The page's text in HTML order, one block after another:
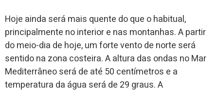
Hoje ainda será mais quente do que o habitual,
principalmente no interior e nas montanhas. A partir
do meio-dia de hoje, um forte vento de norte será
sentido na zona costeira. A altura das ondas no Mar
Mediterrâneo será de até 50 centímetros e a
temperatura da água será de 29 graus. A